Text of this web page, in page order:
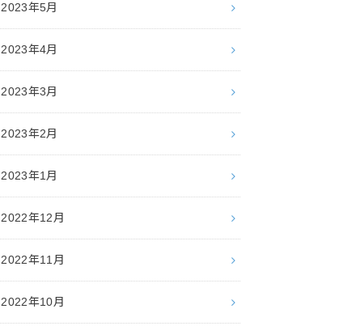
2023年5月
2023年4月
2023年3月
2023年2月
2023年1月
2022年12月
2022年11月
2022年10月